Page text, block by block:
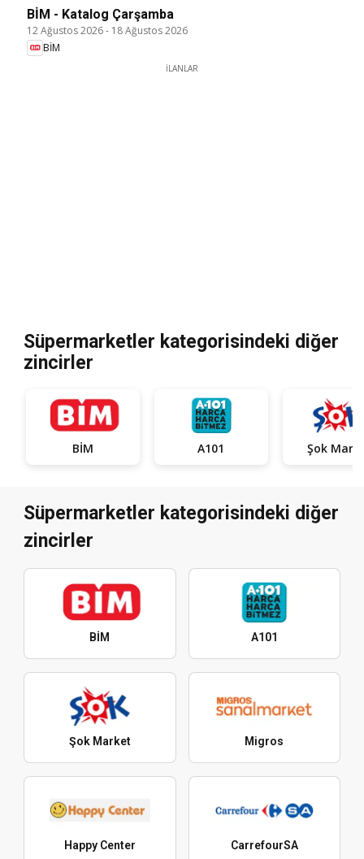
BİM - Katalog Çarşamba
12 Ağustos 2026- 18 Ağustos 2026
BİM
İLANLAR
Süpermarketler kategorisindeki diğer
zincirler
BİM A101 Şok
Süpermarketler kategorisindeki diğer
zincirler
BİM A101
Şok Market Migros
Happy Center CarrefourSA